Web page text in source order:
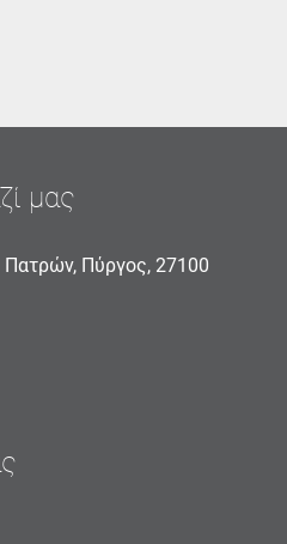
μας
Πατρών, Πύργος, 27100